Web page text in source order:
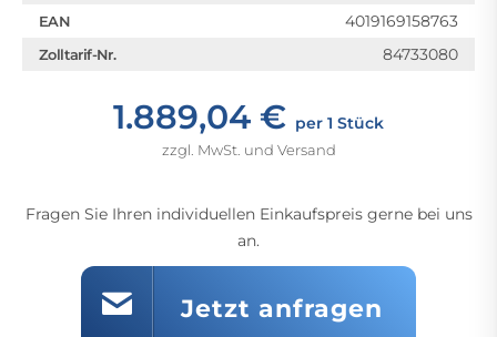
EAN 4019169158763
Zolltarif-Nr. 84733080
1.889,04 € per 1 Stück
zzgl. MwSt. und Versand
Fragen Sie Ihren individuellen Einkaufspreis gerne bei uns
an.
Jetzt anfragen